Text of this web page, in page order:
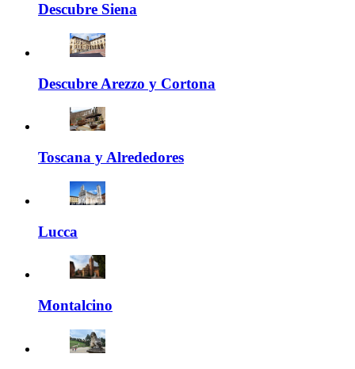
Descubre Siena
Descubre Arezzo y Cortona
Toscana y Alrededores
Lucca
Montalcino